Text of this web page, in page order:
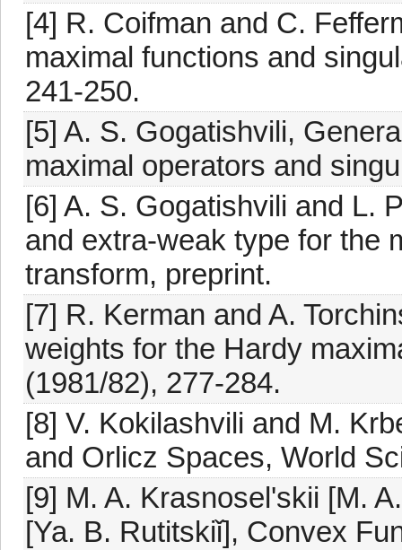
[4] R. Coifman and C.
maximal functions and
241-250.
[5] A. S. Gogatishvili,
maximal operators and
[6] A. S. Gogatishvili and L.
and extra-weak type for the
transform, preprint.
[7] R. Kerman and A.
weights for the Hardy
(1981/82), 277-284.
[8] V. Kokilashvili and M.
and Orlicz Spaces, World
[9] M. A. Krasnosel'skii [M.
[Ya. B. Rutitskiǐ], Convex